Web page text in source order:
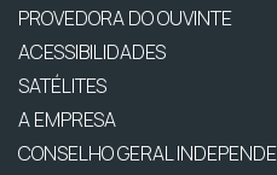
PROVEDORA DO OUVINTE
ACESSIBILIDADES
SATÉLITES
A EMPRESA
CONSELHO GERAL